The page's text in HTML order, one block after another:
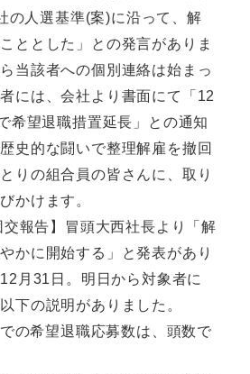
の人選基準(案)に沿って、解
ととした」との発言がありま
当該者への個別連絡は始まっ
には、会社より書面にて「12
希望退職措置延長」との通知
史的な闘いで整理解雇を撤回
りの組合員の皆さんに、取り
かけます。
報告】冒頭大西社長より「解
かに開始する」と発表があり
月31日。明日から対象者に
下の説明がありました。
の希望退職応募数は、頭数で